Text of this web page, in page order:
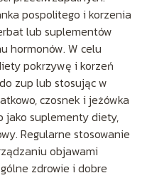
pospolitego i korzenia
lub suplementów
hormonów. W celu
pokrzywę i korzeń
zup lub stosując w
czosnek i jeżówka
jako suplementy diety,
Regularne stosowanie
objawami
zdrowie i dobre